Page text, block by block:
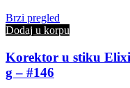
Brzi pregled
Dodaj u korpu
Korektor u stiku
g – #146